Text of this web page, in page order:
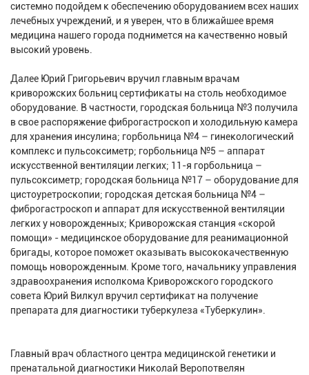
системно подойдем к обеспечению оборудованием всех наших
лечебных учреждений, и я уверен, что в ближайшее время
медицина нашего города поднимется на качественно новый
высокий уровень.
Далее Юрий Григорьевич вручил главным врачам
криворожских больниц сертификаты на столь необходимое
оборудование. В частности, городская больница №3 получила
в свое распоряжение фиброгастроскоп и холодильную камера
для хранения инсулина; горбольница №4 – гинекологический
комплекс и пульсоксиметр; горбольница №5 – аппарат
искусственной вентиляции легких; 11-я горбольница –
пульсоксиметр; городская больница №17 – оборудование для
цистоуретроскопии; городская детская больница №4 –
фиброгастроскоп и аппарат для искусственной вентиляции
легких у новорожденных; Криворожская станция «скорой
помощи» - медицинское оборудование для реанимационной
бригады, которое поможет оказывать высококачественную
помощь новорожденным. Кроме того, начальнику управления
здравоохранения исполкома Криворожского городского
совета Юрий Вилкул вручил сертификат на получение
препарата для диагностики туберкулеза «Туберкулин».
Главный врач областного центра медицинской генетики и
пренатальной диагностики Николай Веропотвелян